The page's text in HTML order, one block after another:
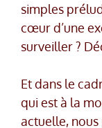
simples
cœur d’une
surveiller ?
Et dans le
qui est à la
actuelle,